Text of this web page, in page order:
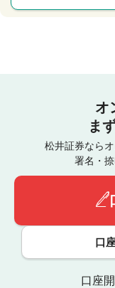
オ
ま
松井証券なら
署名・
口
口座